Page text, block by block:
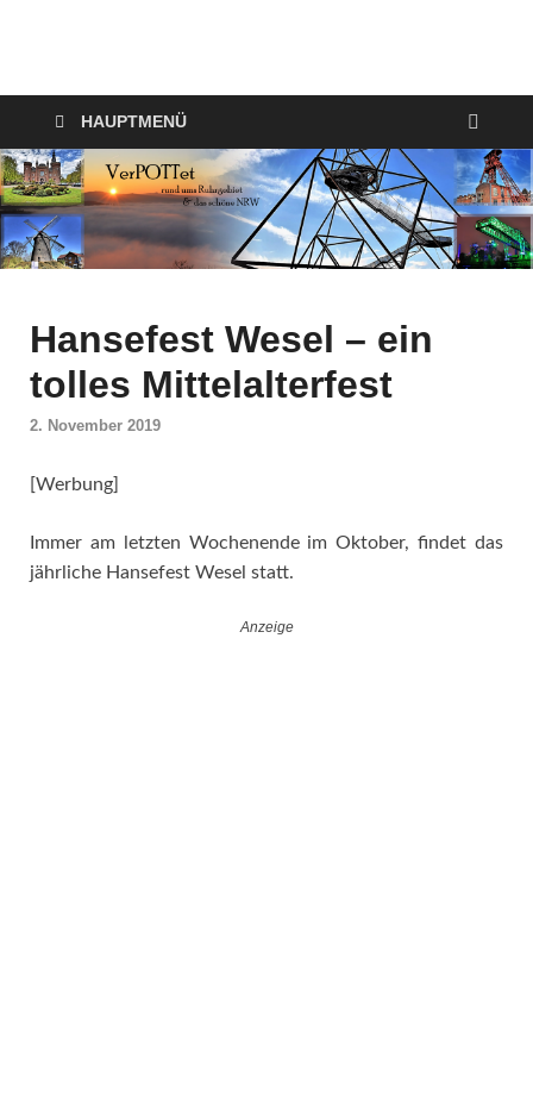
VerPOTTet
HAUPTMENÜ
Hansefest Wesel – ein
tolles Mittelalterfest
2. November 2019
[Werbung]
Immer am letzten Wochenende im Oktober, findet das
jährliche Hansefest Wesel statt.